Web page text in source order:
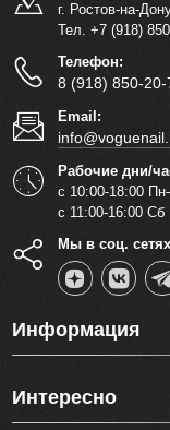
г. Ростов-на-
Тел. +7 (918)
Телефон:
8 (918) 850-20-
Email:
Рабочие дни/
с 10:00-18:00
с 11:00-16:00 Сб
Мы в соц.
Информация
Интересно